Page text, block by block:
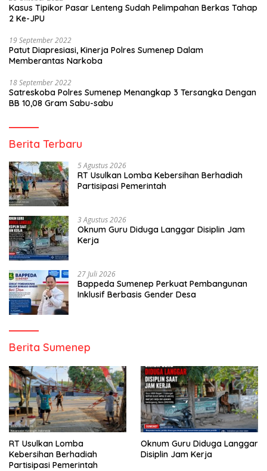
Kasus Tipikor Pasar Lenteng Sudah Pelimpahan Berkas Tahap
2 Ke-JPU
19 September 2022
Patut Diapresiasi, Kinerja Polres Sumenep Dalam
Memberantas Narkoba
18 September 2022
Satreskoba Polres Sumenep Menangkap 3 Tersangka Dengan
BB 10,08 Gram Sabu-sabu
Berita Terbaru
5 Agustus 2026
RT Usulkan Lomba Kebersihan Berhadiah
Partisipasi Pemerintah
3 Agustus 2026
Oknum Guru Diduga Langgar Disiplin Jam
Kerja
27 Juli 2026
Bappeda Sumenep Perkuat Pembangunan
Inklusif Berbasis Gender Desa
Berita Sumenep
RT Usulkan Lomba
Kebersihan Berhadiah
Partisipasi Pemerintah
Oknum Guru Diduga Langgar
Disiplin Jam Kerja